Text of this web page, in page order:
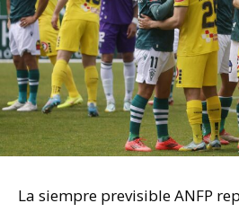
La siempre previsible ANFP